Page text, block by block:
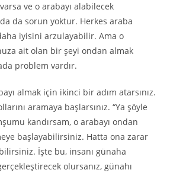
ve o arabayı alabilecek
da sorun yoktur. Herkes araba
iyisini arzulayabilir. Ama o
ait olan bir şeyi ondan almak
problem vardır.
almak için ikinci bir adım atarsınız.
aramaya başlarsınız. “Ya şöyle
kandırsam, o arabayı ondan
başlayabilirsiniz. Hatta ona zarar
İşte bu, insanı günaha
olursanız, günahı